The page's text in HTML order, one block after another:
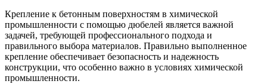
Крепление к бетонным поверхностям в химической
промышленности с помощью дюбелей является важной
задачей, требующей профессионального подхода и
правильного выбора материалов. Правильно выполненное
крепление обеспечивает безопасность и надежность
конструкции, что особенно важно в условиях химической
промышленности.